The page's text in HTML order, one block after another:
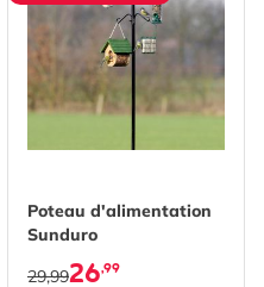
Poteau d'alimentation
Sunduro
26,99
29,99